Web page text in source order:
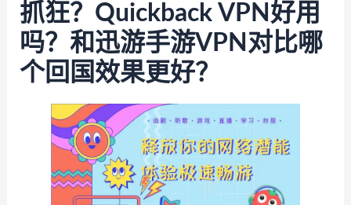
抓狂？Quickback VPN好用
吗？和迅游手游VPN对比哪
个回国效果更好？